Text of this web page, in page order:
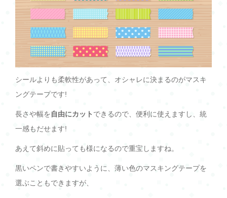
シールよりも柔軟性があって、オシャレに決まるのがマスキ
ングテープです!
長さや幅を自由にカット できるので、便利に使えますし、統
一感もだせます!
あえて斜めに貼っても様になるので重宝しますね。
黒いペンで書きやすいように、薄い色のマスキングテープを
選ぶこともできますが、